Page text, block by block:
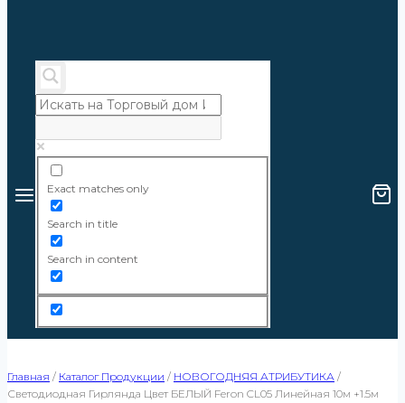
Exact matches only
Search in title
Search in content
Главная / Каталог Продукции / НОВОГОДНЯЯ АТРИБУТИКА /
Светодиодная Гирлянда Цвет БЕЛЫЙ Feron CL05 Линейная 10м +1.5м